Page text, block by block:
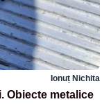
Ionuț Nichita
Obiecte metalice